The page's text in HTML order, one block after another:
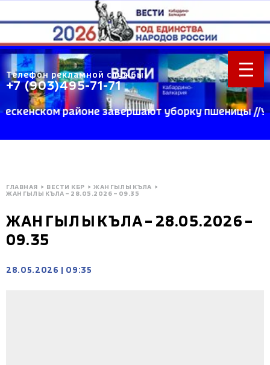
Телефон рекламной службы:
+7 (903)495-71-71
районе завершают уборку пшеницы //
ГЛАВНАЯ > ВЕСТИ КБР > ЖАНГЫЛЫКЪЛА >
ЖАНГЫЛЫКЪЛА – 28.05.2026 – 09.35
ЖАНГЫЛЫКЪЛА – 28.05.2026 –
09.35
28.05.2026 09:35